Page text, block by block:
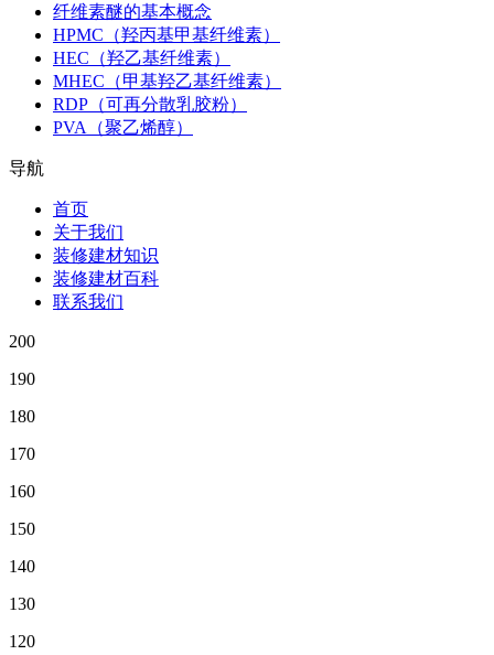
纤维素醚的基本概念
HPMC（羟丙基甲基纤维素）
HEC（羟乙基纤维素）
MHEC（甲基羟乙基纤维素）
RDP（可再分散乳胶粉）
PVA（聚乙烯醇）
导航
首页
关于我们
装修建材知识
装修建材百科
联系我们
200
190
180
170
160
150
140
130
120